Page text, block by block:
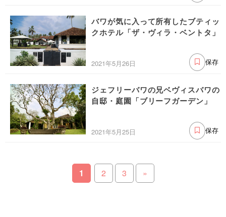
バワが気に入って所有したブティッ
クホテル「ザ・ヴィラ・ベントタ」
2021年5月26日 保存
ジェフリーバワの兄ベヴィスバワの
自邸・庭園「ブリーフガーデン」
2021年5月25日 保存
1 2 3 »